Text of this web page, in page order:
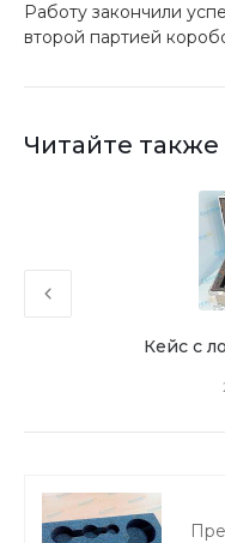
Работу закончили
второй партией
Читайте также
Кейс с